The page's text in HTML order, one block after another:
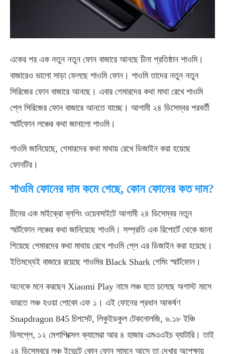
একের পর এক নতুন নতুন ফোন বাজারে আনছে চীনা প্রতিষ্ঠান শাওমি।
বাজারেও ভালো সাড়া ফেলছে শাওমি ফোন। শাওমি তাদের নতুন নতুন
সিরিজের ফোন বাজারে আনছে। এবার গেমারদের কথা মাথা রেখে শাওমি
প্লে সিরিজের ফোন বাজারে আনতে যাচ্ছে। আগামী ২৪ ডিসেম্বর পরবর্তী
স্মার্টফোন লঞ্চের কথা জানালো শাওমি।
শাওমি জানিয়েছে, গেমারদের কথা মাথায় রেখে ডিজাইন করা হয়েছে
ফোনটির।
শাওমি ফোনের দাম কমে গেছে, কোন ফোনের কত দাম?
চীনের এক মাইক্রো ব্লগিং ওয়েবসাইটে আগামী ২৪ ডিসেম্বর নতুন
স্মার্টফোন লঞ্চের কথা জানিয়েছে শাওমি। সম্প্রতি এক রিপোর্টে থেকে জানা
গিয়েছে গেমারদের কথা মাথায় রেখে শাওমি প্লে এর ডিজাইন করা হয়েছে।
ইতিমধ্যেই বাজারে রয়েছে শাওমির Black Shark গেমিং স্মার্টফোন।
অনেকে মনে করছেন Xiaomi Play নামে লঞ্চ হতে চলেছে অগাস্ট মাসে
ভারতে লঞ্চ হওয়া পোকো এফ ১। এই ফোনের প্রধান আকর্ষণ
Snapdragon 845 চিপসেট, লিকুইডকুল টেকনোলজি, ৬.১৮ ইঞ্চি
ডিসপ্লে, ১২ মেগাপিক্সেল ক্যামেরা আর ৪ হাজার এমএএইচ ব্যাটারি। তাই
২৪ ডিসেম্বরে লঞ্চ ইভেন্টে কোন ফোন সামনে আসে তা দেখার অপেক্ষায়